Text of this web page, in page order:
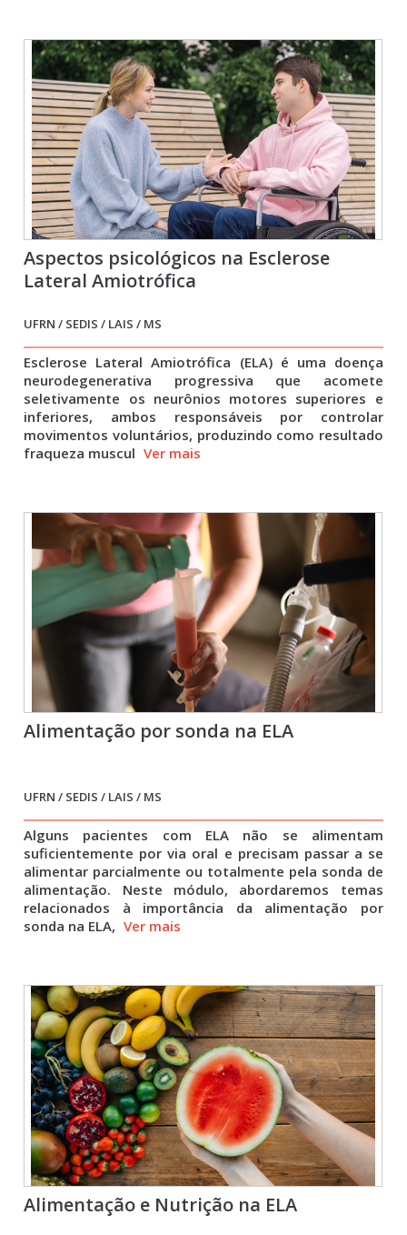
Aspectos psicológicos na Esclerose
Lateral Amiotrófica
UFRN / SEDIS / LAIS / MS
Esclerose Lateral Amiotrófica (ELA) é uma doença
neurodegenerativa progressiva que acomete
seletivamente os neurônios motores superiores e
inferiores, ambos responsáveis por controlar
movimentos voluntários, produzindo como resultado
fraqueza muscul Ver mais
Alimentação por sonda na ELA
UFRN / SEDIS / LAIS / MS
Alguns pacientes com ELA não se alimentam
suficientemente por via oral e precisam passar a se
alimentar parcialmente ou totalmente pela sonda de
alimentação. Neste módulo, abordaremos temas
relacionados à importância da alimentação por
sonda na ELA, Ver mais
Alimentação e Nutrição na ELA